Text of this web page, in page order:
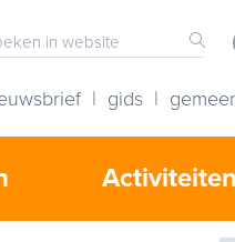
gids
Activiteiten